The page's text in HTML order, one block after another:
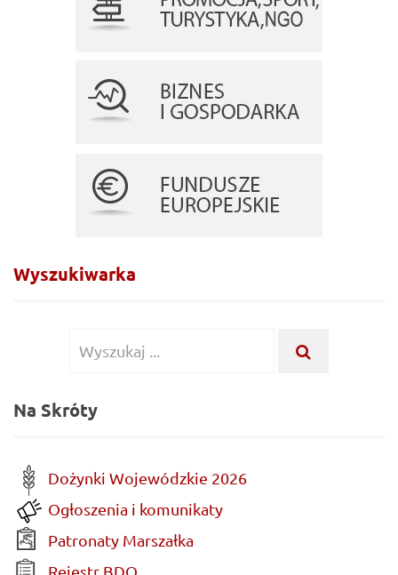
Wyszukiwarka
Wyszukiwanie
Na Skróty
Dożynki Wojewódzkie 2026
Ogłoszenia i komunikaty
Patronaty Marszałka